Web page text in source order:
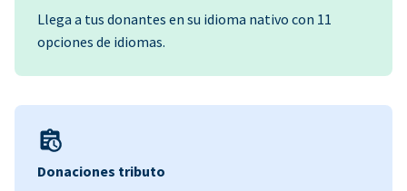
Llega a tus donantes en su idioma nativo con 11
opciones de idiomas.
Donaciones tributo